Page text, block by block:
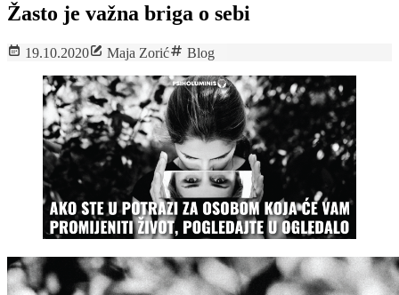
Žasto je važna briga o sebi
19.10.2020 Maja Zorić Blog